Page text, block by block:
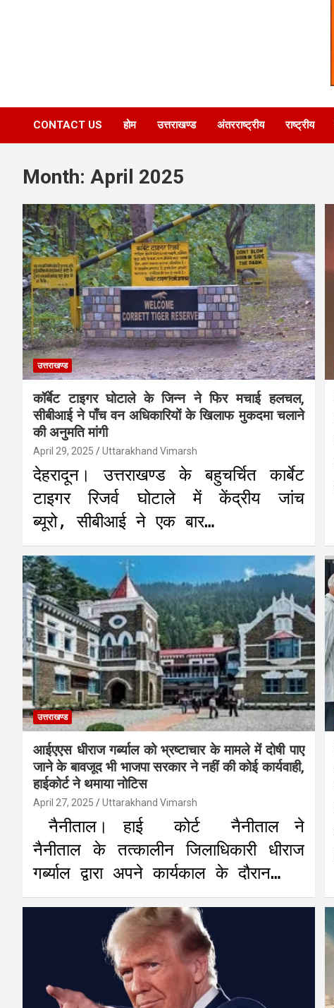
CONTACT US होम उत्तराखण्ड अंतरराष्ट्रीय राष्ट्रीय
Month: April 2025
उत्तराखण्ड
कॉर्बेट टाइगर घोटाले के जिन्न ने फिर मचाई हलचल,
सीबीआई ने पाँच वन अधिकारियों के खिलाफ मुकदमा चलाने
की अनुमति मांगी
April 29, 2025 Uttarakhand Vimarsh
देहरादून। उत्तराखण्ड के बहुचर्चित कार्बेट
टाइगर रिजर्व घोटाले में केंद्रीय जांच
ब्यूरो, सीबीआई ने एक बार…
उत्तराखण्ड
आईएएस धीराज गर्ब्याल को भ्रष्टाचार के मामले में दोषी पाए
जाने के बावजूद भी भाजपा सरकार ने नहीं की कोई कार्यवाही,
हाईकोर्ट ने थमाया नोटिस
April 27, 2025 Uttarakhand Vimarsh
नैनीताल। हाई कोर्ट नैनीताल ने
नैनीताल के तत्कालीन जिलाधिकारी धीराज
गर्ब्याल द्वारा अपने कार्यकाल के दौरान…